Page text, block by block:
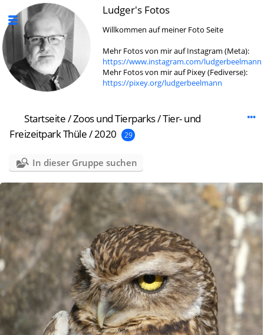
Ludger's Fotos
Willkommen auf meiner Foto Seite
Mehr Fotos von mir auf Instagram (Meta):
https://www.instagram.com/ludgerbeelmann
Mehr Fotos von mir auf Pixey (Fediverse):
https://pixey.org/ludgerbeelmann
Startseite/Zoos und Tierparks/Tier- und
Freizeitpark Thüle/2020 29
In dieser Gruppe suchen